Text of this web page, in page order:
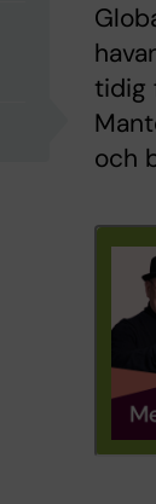
tidig
och